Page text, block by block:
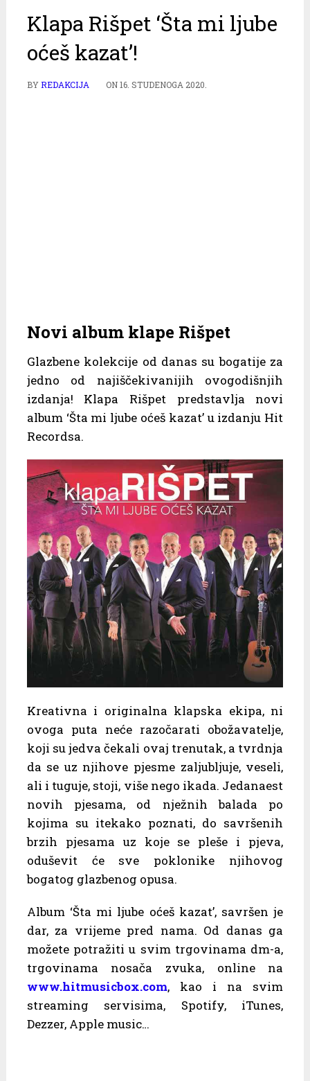
Klapa Rišpet ‘Šta mi ljube
oćeš kazat’!
BYREDAKCIJA ON16. STUDENOGA 2020.
Novi album klape Rišpet
Glazbene kolekcije od danas su bogatije za
jedno od najiščekivanijih ovogodišnjih
izdanja! Klapa Rišpet predstavlja novi
album ‘Šta mi ljube oćeš kazat’ u izdanju Hit
Recordsa.
Kreativna i originalna klapska ekipa, ni
ovoga puta neće razočarati obožavatelje,
koji su jedva čekali ovaj trenutak, a tvrdnja
da se uz njihove pjesme zaljubljuje, veseli,
ali i tuguje, stoji, više nego ikada. Jedanaest
novih pjesama, od nježnih balada po
kojima su itekako poznati, do savršenih
brzih pjesama uz koje se pleše i pjeva,
oduševit će sve poklonike njihovog
bogatog glazbenog opusa.
Album ‘Šta mi ljube oćeš kazat’, savršen je
dar, za vrijeme pred nama. Od danas ga
možete potražiti u svim trgovinama dm-a,
trgovinama nosača zvuka, online na
www.hitmusicbox.com, kao i na svim
streaming servisima, Spotify, iTunes,
Dezzer, Apple music…